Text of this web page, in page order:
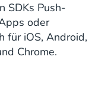
SDKs Push-
oder
für iOS, Android,
Chrome.